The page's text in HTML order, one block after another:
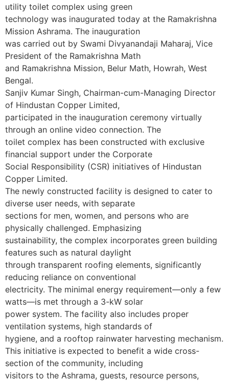
utility toilet complex using green
technology was inaugurated today at the Ramakrishna
Mission Ashrama. The inauguration
was carried out by Swami Divyanandaji Maharaj, Vice
President of the Ramakrishna Math
and Ramakrishna Mission, Belur Math, Howrah, West
Bengal.
Sanjiv Kumar Singh, Chairman-cum-Managing Director
of Hindustan Copper Limited,
participated in the inauguration ceremony virtually
through an online video connection. The
toilet complex has been constructed with exclusive
financial support under the Corporate
Social Responsibility (CSR) initiatives of Hindustan
Copper Limited.
The newly constructed facility is designed to cater to
diverse user needs, with separate
sections for men, women, and persons who are
physically challenged. Emphasizing
sustainability, the complex incorporates green building
features such as natural daylight
through transparent roofing elements, significantly
reducing reliance on conventional
electricity. The minimal energy requirement—only a few
watts—is met through a 3-kW solar
power system. The facility also includes proper
ventilation systems, high standards of
hygiene, and a rooftop rainwater harvesting mechanism.
This initiative is expected to benefit a wide cross-
section of the community, including
visitors to the Ashrama, guests, resource persons,